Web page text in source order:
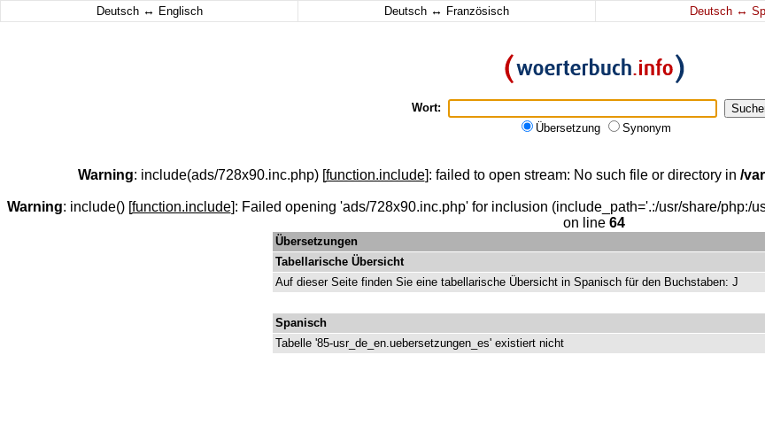
Deutsch ↔ Englisch Deutsch ↔ Französisch Deutsch ↔
Wort:
Übersetzung
Synonym
Warning: include(ads/728x90.inc.php) [function.include]: failed to open stream: No such file or directory in /
Warning: include() [function.include]: Failed opening 'ads/728x90.inc.php' for inclusion (include_path='.:/usr/share/php:/
on line 64
Übersetzungen
Tabellarische Übersicht
Auf dieser Seite finden Sie eine tabellarische Übersicht in Spanisch für den Buchstaben: J
Spanisch
Tabelle '85-usr_de_en.uebersetzungen_es' existiert nicht